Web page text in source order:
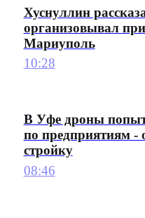
Хуснуллин
организовывал
Мариуполь
10:28
В Уфе дроны
по предприятиям -
стройку
08:46